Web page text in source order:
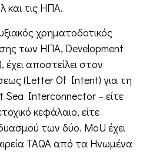
και τις ΗΠΑ.
χρηματοδοτικός
των ΗΠΑ, Development
αποστείλει στον
(Letter Of Intent) για τη
Sea Interconnector – είτε
κεφάλαιο, είτε
των δύο. MoU έχει
TAQA από τα Ηνωμένα